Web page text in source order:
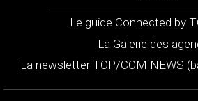
Le guide Connected by
La Galerie des
La newsletter TOP/COM NEWS